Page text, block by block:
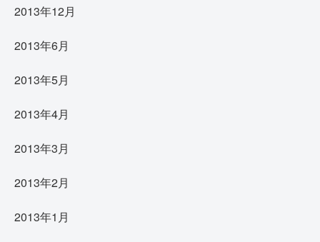
2013年12月
2013年6月
2013年5月
2013年4月
2013年3月
2013年2月
2013年1月